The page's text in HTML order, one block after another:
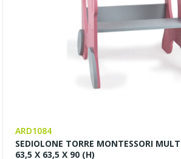
ARD1084
SEDIOLONE TORRE MONTESSORI
63,5 X 63,5 X 90 (H)